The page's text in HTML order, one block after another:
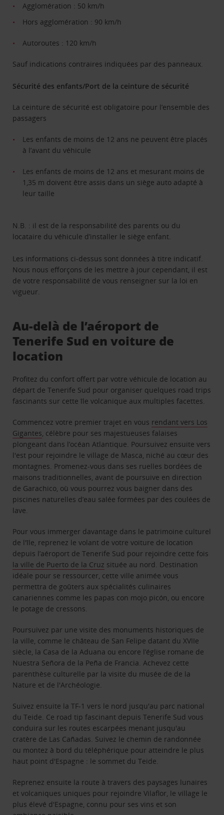
Agglomération : 50 km/h
Hors agglomération : 90 km/h
Autoroutes : 120 km/h
Sauf indications contraires indiquées par des panneaux.
Sécurité des enfants/Port de la ceinture de sécurité
La ceinture de sécurité est obligatoire pour l’ensemble des
passagers
Les enfants de moins de 12 ans ne peuvent être placés
à l’avant du véhicule
Les enfants de moins de 12 ans et mesurant moins de
1,35 m doivent être assis dans un siège auto adapté à
leur taille
N.B. : il est de la responsabilité des parents ou du
locataire du véhicule d’installer le siège enfant.
Les informations ci-dessus sont données à titre indicatif.
Nous nous efforçons de les mettre à jour cependant, il est
de votre responsabilité de vous renseigner sur la loi en
vigueur.
Au-delà de l’aéroport de
Tenerife Sud en voiture de
location
Profitez du confort offert par votre véhicule de location au
départ de Tenerife Sud pour organiser quelques road trips
fascinants sur cette île volcanique aux multiples facettes.
Commencez votre premier trajet en vous rendant vers Los
Gigantes , célèbre pour ses majestueuses falaises
plongeant dans l’océan Atlantique. Poursuivez ensuite vers
l'est pour rejoindre le village de Masca, niché au cœur des
montagnes. Promenez-vous dans ses ruelles bordées de
maisons traditionnelles, avant de poursuive en direction
de Garachico, où vous pourrez vous baigner dans des
piscines naturelles d’eau salée formées par des coulées de
lave.
Pour vous immerger davantage dans le patrimoine culturel
de l'île, reprenez le volant de votre voiture de location
depuis l’aéroport de Tenerife Sud pour rejoindre cette fois
la ville de Puerto de la Cruz située au nord. Destination
idéale pour se ressourcer, cette ville animée vous
permettra de goûters aux spécialités culinaires
canariennes comme les papas con mojo picón, ou encore
le potage de cressons.
Poursuivez par une visite des monuments historiques de
la ville, comme le château de San Felipe datant du XVIIe
siècle, la Casa de la Aduana ou encore l’église romane de
Nuestra Señora de la Peña de Francia. Achevez cette
parenthèse culturelle par la visite du musée de de la
Nature et de l'Archéologie.
Suivez ensuite la TF-1 vers le nord jusqu'au parc national
du Teide. Ce road tip fascinant depuis Tenerife Sud vous
conduira sur les routes escarpées menant jusqu'au
cratère de Las Cañadas. Suivez le chemin de randonnée
ou montez à bord du téléphérique pour atteindre le plus
haut point d'Espagne : le sommet du Teide.
Reprenez ensuite la route à travers des paysages lunaires
et volcaniques uniques pour rejoindre Vilaflor, le village le
plus élevé d'Espagne, connu pour ses vins et son